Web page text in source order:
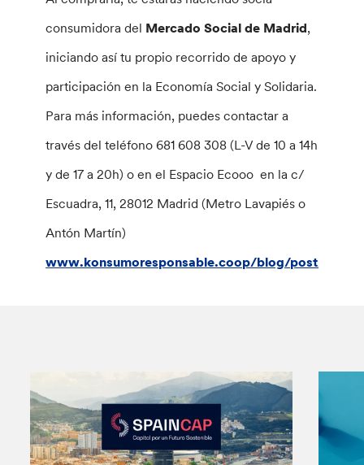
consumidora del Mercado Social de Madrid,
iniciando así tu propio recorrido de apoyo y
participación en la Economía Social y Solidaria.
Para más información, puedes contactar a
través del teléfono 681 608 308 (L-V de 10 a 14h
y de 17 a 20h) o en el Espacio Ecooo en la c/
Escuadra, 11, 28012 Madrid (Metro Lavapiés o
Antón Martín)
www.konsumoresponsable.coop/blog/post/